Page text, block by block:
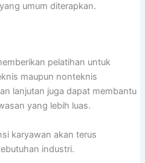
umum diterapkan.
pelatihan untuk
maupun nonteknis
lanjutan juga dapat membantu
yang lebih luas.
karyawan akan terus
industri.